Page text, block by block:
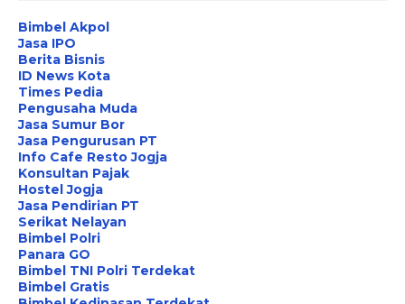
Bimbel Akpol
Jasa IPO
Berita Bisnis
ID News Kota
Times Pedia
Pengusaha Muda
Jasa Sumur Bor
Jasa Pengurusan PT
Info Cafe Resto Jogja
Konsultan Pajak
Hostel Jogja
Jasa Pendirian PT
Serikat Nelayan
Bimbel Polri
Panara GO
Bimbel TNI Polri Terdekat
Bimbel Gratis